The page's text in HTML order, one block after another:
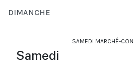
DIMANCHE
SAMEDI MARCHÉ-
Samedi